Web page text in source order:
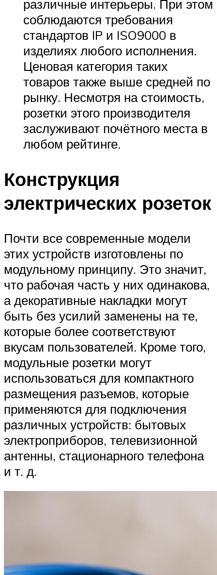
различные интерьеры. При этом
соблюдаются требования
стандартов IP и ISO9000 в
изделиях любого исполнения.
Ценовая категория таких
товаров также выше средней по
рынку. Несмотря на стоимость,
розетки этого производителя
заслуживают почётного места в
любом рейтинге.
Конструкция
электрических розеток
Почти все современные модели
этих устройств изготовлены по
модульному принципу. Это значит,
что рабочая часть у них одинакова,
а декоративные накладки могут
быть без усилий заменены на те,
которые более соответствуют
вкусам пользователей. Кроме того,
модульные розетки могут
использоваться для компактного
размещения разъемов, которые
применяются для подключения
различных устройств: бытовых
электроприборов, телевизионной
антенны, стационарного телефона
и т. д.